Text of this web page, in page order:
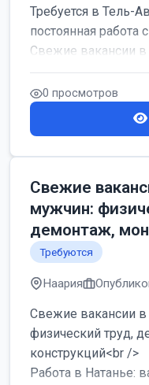
Требуется в Тель-
постоянная работа
Свежие вакансии
женщин от хозя...
0 просмотров
Свежие
мужчин:
демонтаж,
Требуются
Наария
Свежие вакансии
физический труд,
конструкций<br />
Работа в Натанье: